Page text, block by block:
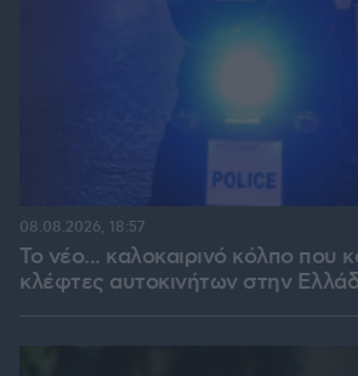
Το νέο... καλοκαιρινό κόλπο που
κλέφτες αυτοκινήτων στην
08.08.2026, 18:57